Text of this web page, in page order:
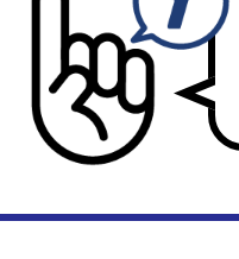
システムから探す
動画で説明する法規
環境改善装置について